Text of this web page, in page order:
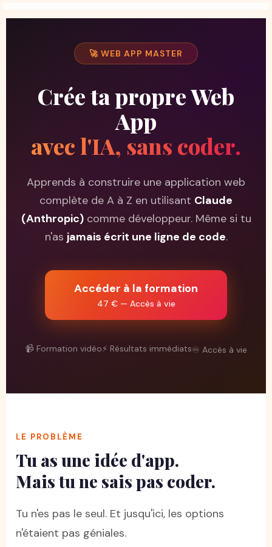
🚀 WEB APP MASTER
Crée ta propre Web
App
avec l'IA, sans coder.
Apprends à construire une application web
complète de A à Z en utilisant Claude
(Anthropic)comme développeur. Même si tu
n'as jamais écrit une ligne de code.
Accéder à la formation
47 € — Accès à vie
📹 Formation vidéo⚡ Résultats immédiats♾️ Accès à vie
LE PROBLÈME
Tu as une idée d'app.
Mais tu ne sais pas coder.
Tu n'es pas le seul. Et jusqu'ici, les options
n'étaient pas géniales.